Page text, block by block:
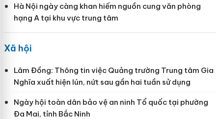
Hà Nội ngày càng khan hiếm nguồn cung văn phòng
hạng A tại khu vực trung tâm
Xã hội
Lâm Đồng: Thông tin việc Quảng trường Trung tâm Gia
Nghĩa xuất hiện lún, nứt sau gần hai tuần sử dụng
Ngày hội toàn dân bảo vệ an ninh Tổ quốc tại phường
Đa Mai, tỉnh Bắc Ninh